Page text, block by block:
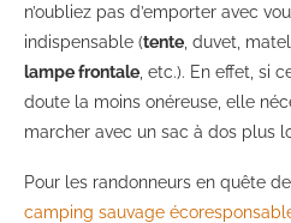
n’oubliez pas d’emporter avec
indispensable (tente , duvet,
lampe frontale , etc.). En effet, si
doute la moins onéreuse, elle
marcher avec un sac à dos plus
Pour les randonneurs en quête
camping sauvage